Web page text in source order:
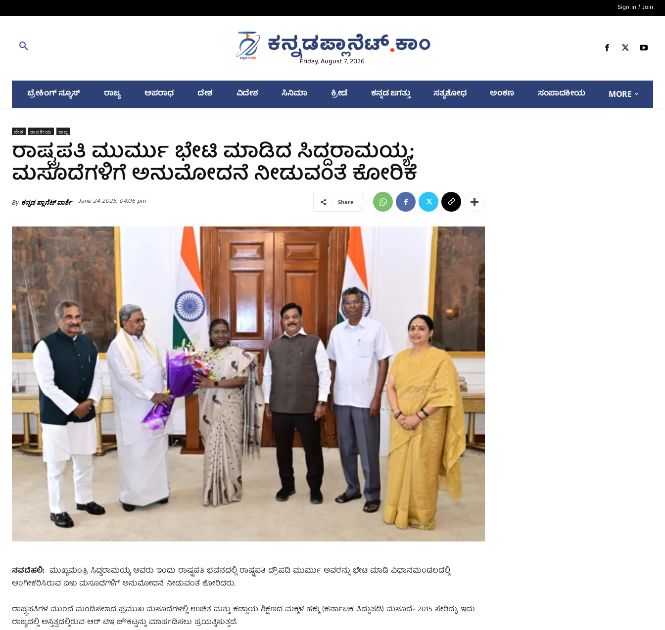
Sign in / Join
Friday, August 7, 2026
ಬ್ರೇಕಿಂಗ್ ನ್ಯೂಸ್ ರಾಜ್ಯ ಅಪರಾಧ ದೇಶ ವಿದೇಶ ಸಿನಿಮಾ ಕ್ರೀಡೆ ಕನ್ನಡ ಜಗತ್ತು ಸತ್ಯಶೋಧ ಅಂಕಣ ಸಂಪಾದಕೀಯ MORE
ದೇಶ ರಾಜಕೀಯ ರಾಜ್ಯ
ರಾಷ್ಟ್ರಪತಿ ಮುರ್ಮು ಭೇಟಿ ಮಾಡಿದ ಸಿದ್ದರಾಮಯ್ಯ;
ಮಸೂದೆಗಳಿಗೆ ಅನುಮೋದನೆ ನೀಡುವಂತೆ ಕೋರಿಕೆ
By ಕನ್ನಡ ಪ್ಲಾನೆಟ್ ವಾರ್ತೆ June 24 2025, 04:06 pm Share
ನವದೆಹಲಿ: ಮುಖ್ಯಮಂತ್ರಿ ಸಿದ್ದರಾಮಯ್ಯ ಅವರು ಇಂದು ರಾಷ್ಟ್ರಪತಿ ಭವನದಲ್ಲಿ ರಾಷ್ಟ್ರಪತಿ ದ್ರೌಪದಿ ಮುರ್ಮು ಅವರನ್ನು ಭೇಟಿ ಮಾಡಿ ವಿಧಾನಮಂಡಲದಲ್ಲಿ
ಅಂಗೀಕರಿಸಿರುವ ಏಳು ಮಸೂದೆಗಳಿಗೆ ಅನುಮೋದನೆ ನೀಡುವಂತೆ ಕೋರಿದರು.
ರಾಷ್ಟ್ರಪತಿಗಳ ಮುಂದೆ ಮಂಡಿಸಲಾದ ಪ್ರಮುಖ ಮಸೂದೆಗಳಲ್ಲಿ ಉಚಿತ ಮತ್ತು ಕಡ್ಡಾಯ ಶಿಕ್ಷಣದ ಮಕ್ಕಳ ಹಕ್ಕು (ಕರ್ನಾಟಕ ತಿದ್ದುಪಡಿ) ಮಸೂದೆ- 2015 ಸೇರಿದ್ದು, ಇದು
ರಾಜ್ಯದಲ್ಲಿ ಅಸ್ತಿತ್ವದಲ್ಲಿರುವ ಆರ್‌ ಟಿಇ ಚೌಕಟ್ಟನ್ನು ಮಾರ್ಪಡಿಸಲು ಪ್ರಯತ್ನಿಸುತ್ತದೆ.